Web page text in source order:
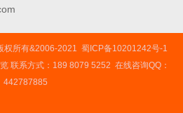
权所有&2006-2021 蜀ICP备10201242号-1
联系方式：189 8079 5252 在线咨询QQ：
442787885